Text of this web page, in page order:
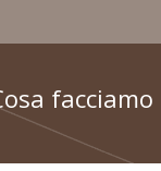
facciamo